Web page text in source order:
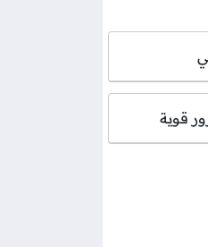
قوية